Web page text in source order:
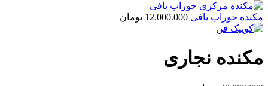
مکنده جوراب بافی 12.000.000 تومان
مکنده نجاری